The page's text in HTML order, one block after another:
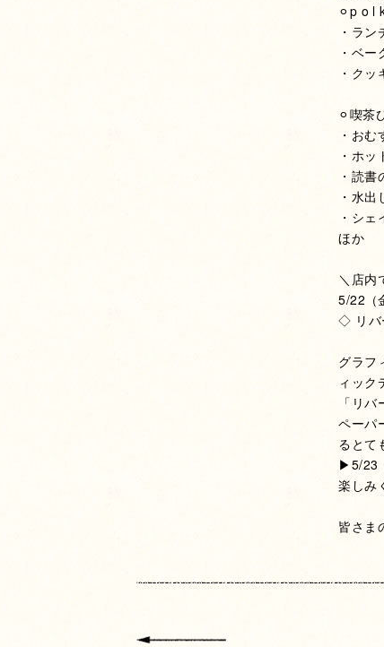
⚪︎p o l
・ラン
・ベー
・クッ
⚪︎喫茶
・おむ
・ホッ
・読
・水出
・シェ
ほか
＼店内
5/22（
◇ リバ
グラフ
ィック
「リ
ペーパ
るとて
▶︎5/23
楽しみ
皆さま